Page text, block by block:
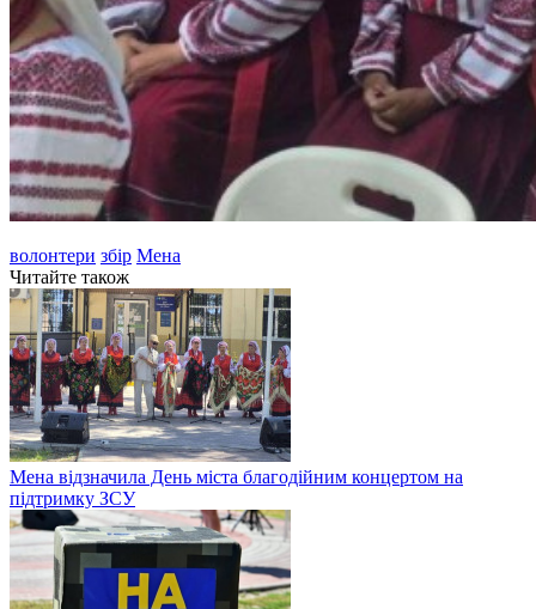
волонтери збір Мена
Читайте також
Мена відзначила День міста благодійним концертом на
підтримку ЗСУ